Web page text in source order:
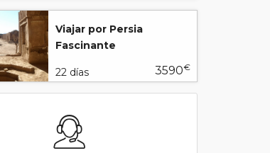
Viajar por Persia
Fascinante
22 días 3590€